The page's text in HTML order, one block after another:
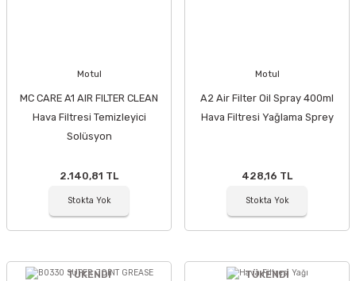
Motul
MC CARE A1 AIR FILTER CLEAN
Hava Filtresi Temizleyici
Solüsyon
2.140,81 TL
Stokta Yok
Motul
A2 Air Filter Oil Spray 400ml
Hava Filtresi Yağlama Sprey
428,16 TL
Stokta Yok
TÜKENDİ TÜKENDİ